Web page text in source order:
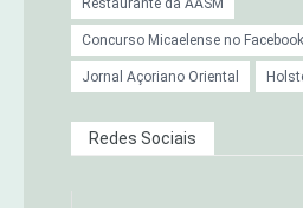
Concurso Micaelense no Facebook
Jornal Açoriano Oriental
Redes Sociais